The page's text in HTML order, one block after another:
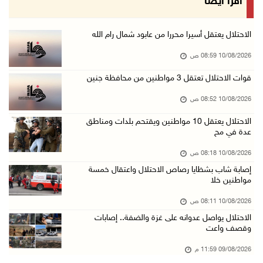
"نقابة الصحفيين": 108 اعتداءات بحق الصحفيين ا ...
09/آب/2026 11:27 م
09/آب/2026 10:35 م
قصف مدفعي للاحتلال وإطلاق نار كثيف شمال ووسط ...
09/آب/2026 10:25 م
الاحتلال يقتحم المزرعة الغربية
"الزراعة" والهيئات المحلية في الخليل تبحث تحو ...
الاحتلال يعتقل أسيرا محررا من عابود شمال رام الله
10/08/2026 08:59 ص
قوات الاحتلال تعتقل 3 مواطنين من محافظة جنين
10/08/2026 08:52 ص
الاحتلال يعتقل 10 مواطنين ويقتحم بلدات ومناطق
عدة في مح
10/08/2026 08:18 ص
إصابة شاب بشظايا رصاص الاحتلال واعتقال خمسة
مواطنين خلا
10/08/2026 08:11 ص
الاحتلال يواصل عدوانه على غزة والضفة.. إصابات
وقصف واعت
09/08/2026 11:59 م